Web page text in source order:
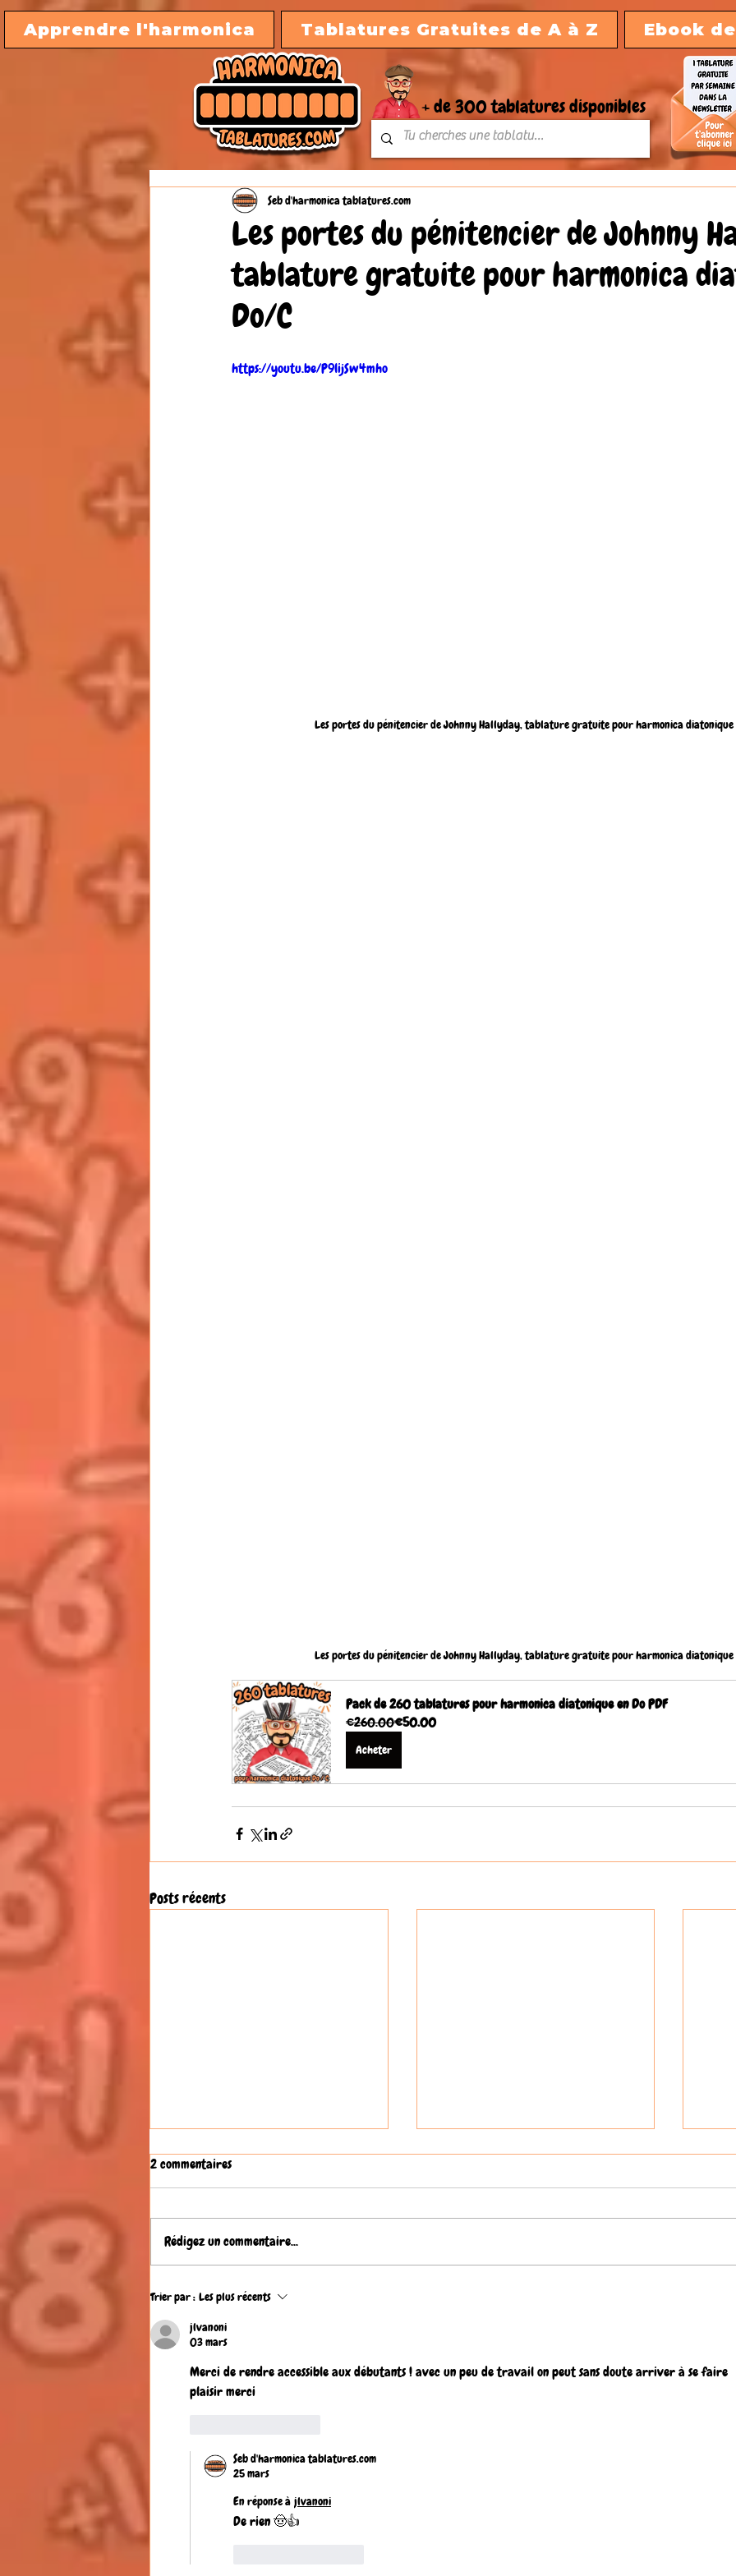
Apprendre l'harmonica Tablatures Gratuites de A à Z Ebook
+ de 300 tablatures disponibles
Les portes du pénitencier de Johnny
tablature gratuite pour harmonica
Do/C
Seb d'harmonica tablatures.com
https://youtu.be/P9lijSw4mho
Les portes du pénitencier de Johnny Hallyday, tablature gratuite pour harmonica diatonique
Les portes du pénitencier de Johnny Hallyday, tablature gratuite pour harmonica diatonique
Pack de 260 tablatures pour harmonica diatonique en Do PDF
€260.00€50.00
Acheter
Posts récents
QUE SERAIS-JE SANS TOI DE JEAN
FERRAT , tablature GRATUITE
pour harmonica diatonique Do (C)
2 commentaires
Rédigez un commentaire...
Trier par : Les plus récents
jlvanoni
03 mars
Merci de rendre accessible aux débutants ! avec un peu de travail on peut sans doute arriver à se faire
plaisir merci
Seb d'harmonica tablatures.com
25 mars
En réponse à jlvanoni
De rien 🤠👍